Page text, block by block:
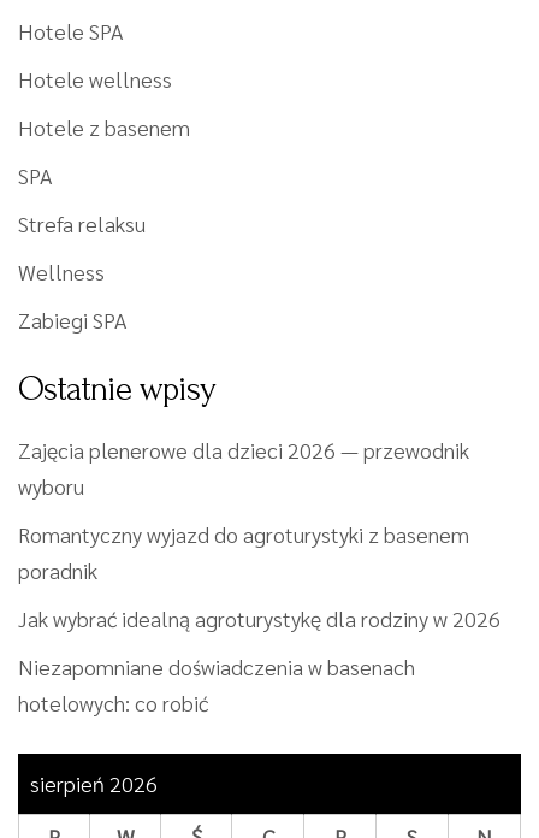
Hotele SPA
Hotele wellness
Hotele z basenem
SPA
Strefa relaksu
Wellness
Zabiegi SPA
Ostatnie wpisy
Zajęcia plenerowe dla dzieci 2026 — przewodnik
wyboru
Romantyczny wyjazd do agroturystyki z basenem
poradnik
Jak wybrać idealną agroturystykę dla rodziny w 2026
Niezapomniane doświadczenia w basenach
hotelowych: co robić
sierpień 2026